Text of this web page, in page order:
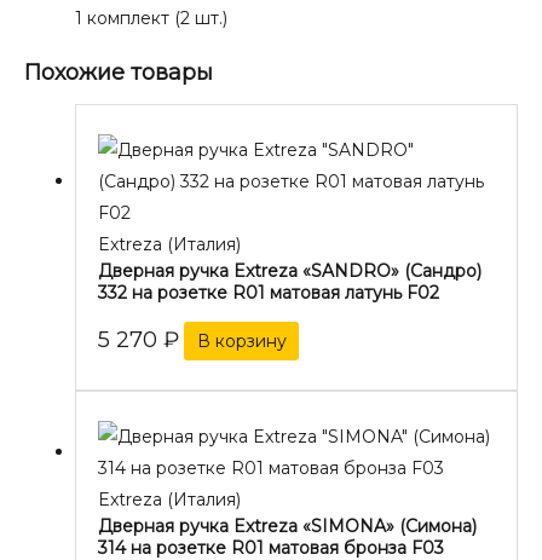
1 комплект (2 шт.)
Похожие товары
Extreza (Италия)
Дверная ручка Extreza «SANDRO» (Сандро)
332 на розетке R01 матовая латунь F02
5 270 ₽ В корзину
Extreza (Италия)
Дверная ручка Extreza «SIMONA» (Симона)
314 на розетке R01 матовая бронза F03